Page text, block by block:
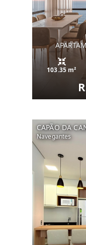
103.35 m²
CAPÃO DA
Navegantes